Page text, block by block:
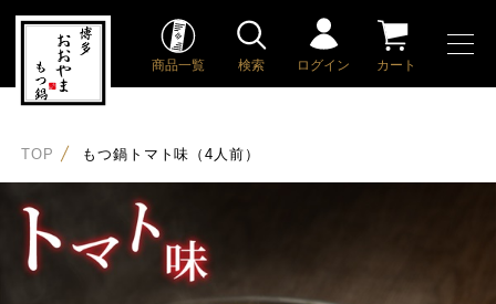
商品一覧 検索 ログイン カート
TOP もつ鍋トマト味（4人前）